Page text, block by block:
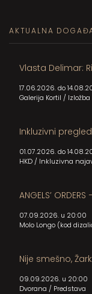
AKTUALNA
Vlasta Delimar:
17.06.2026. do
Galerija Kortil / Izložba
Inkluzivni
01.07.2026. do
HKD/ Inkluzivna
ANGELS’
07.09.2026. u 20:00
Molo Longo (kod
Nije smešno,
09.09.2026. u 20:00
Dvorana / Predstava